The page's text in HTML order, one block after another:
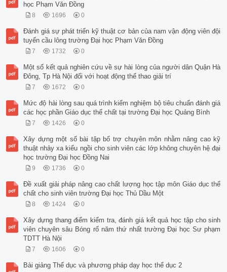
học Phạm Văn Đồng
8 1696 0
Đánh giá sự phát triển kỹ thuật cơ bản của nam vận động viên đội
tuyển cầu lông trường Đại học Phạm Văn Đồng
7 1732 0
Một số kết quả nghiên cứu về sự hài lòng của người dân Quận Hà
Đông, Tp Hà Nội đối với hoạt động thể thao giải trí
7 1672 0
Mức độ hài lòng sau quá trình kiểm nghiệm bộ tiêu chuẩn đánh giá
các học phần Giáo dục thể chất tại trường Đại học Quảng Bình
7 1426 0
Xây dựng một số bài tập bổ trợ chuyên môn nhằm nâng cao kỹ
thuật nhảy xa kiểu ngồi cho sinh viên các lớp không chuyên hệ đại
học trường Đại học Đồng Nai
9 1736 0
Đề xuất giải pháp nâng cao chất lượng học tập môn Giáo dục thể
chất cho sinh viên trường Đại học Thủ Dầu Một
8 1424 0
Xây dựng thang điểm kiểm tra, đánh giá kết quả học tập cho sinh
viên chuyên sâu Bóng rổ năm thứ nhất trường Đại học Sư phạm
TDTT Hà Nội
7 1606 0
Bài giảng Thể dục và phương pháp dạy học thể dục 2